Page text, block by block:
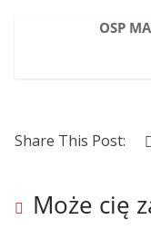
OSP
Share This Post:
Może cię